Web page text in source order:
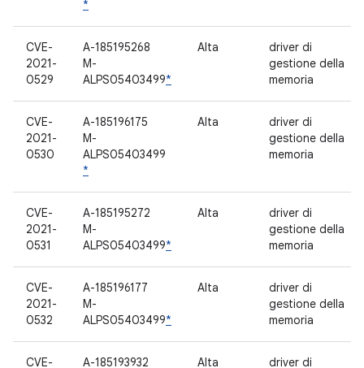
*
CVE-
2021-
0529
A-185195268
M-
ALPS05403499*
Alta
driver di
gestione della
memoria
CVE-
2021-
0530
A-185196175
M-
ALPS05403499
*
Alta
driver di
gestione della
memoria
CVE-
2021-
0531
A-185195272
M-
ALPS05403499*
Alta
driver di
gestione della
memoria
CVE-
2021-
0532
A-185196177
M-
ALPS05403499*
Alta
driver di
gestione della
memoria
CVE-
A-185193932
Alta
driver di